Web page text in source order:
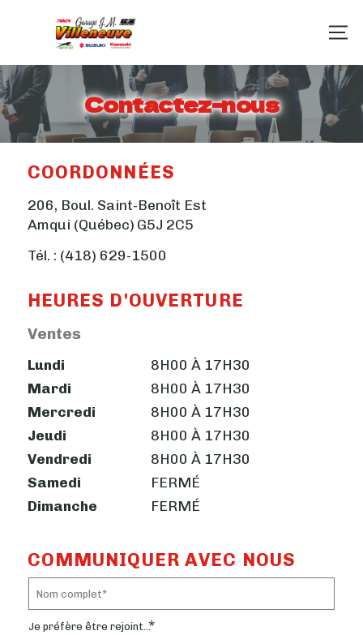
Contactez-nous
COORDONNÉES
206, Boul. Saint-Benoît Est
Amqui (Québec) G5J 2C5
Tél. : (418) 629-1500
HEURES D'OUVERTURE
Ventes
Lundi
8H00 À 17H30
Mardi
8H00 À 17H30
Mercredi
8H00 À 17H30
Jeudi
8H00 À 17H30
Vendredi
8H00 À 17H30
Samedi
FERMÉ
Dimanche
FERMÉ
COMMUNIQUER AVEC NOUS
Je préfère être rejoint...*